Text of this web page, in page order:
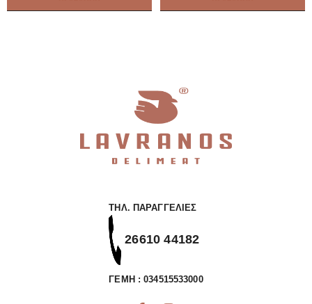
ΤΗΛ. ΠΑΡΑΓΓΕΛΊΕΣ
26610 44182
ΓΕΜΗ : 034515533000